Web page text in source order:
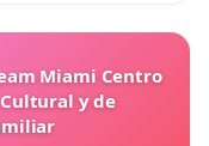
Miami Centro
y de